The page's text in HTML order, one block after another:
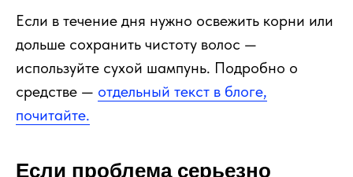
Если в течение дня нужно освежить корни или
дольше сохранить чистоту волос —
используйте сухой шампунь. Подробно о
средстве — отдельный текст в блоге,
почитайте.
Если проблема серьезно